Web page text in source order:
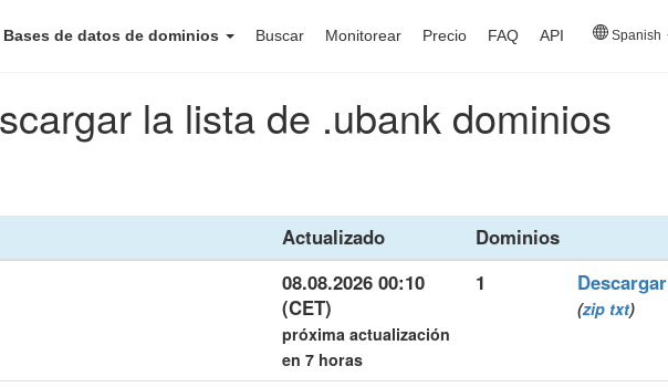
Bases de datos de dominios Buscar Monitorear Precio FAQ API Spanish
la lista de .ubank dominios
Actualizado
Dominios
08.08.2026 00:10
(CET)
próxima actualización
en 7 horas
1 Descargar
(zip txt)